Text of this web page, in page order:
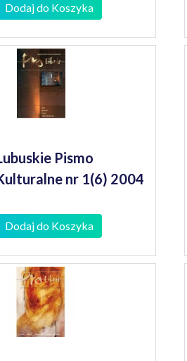
Dodaj do Koszyka
Pismo
nr 1(6) 2004
Dodaj do Koszyka